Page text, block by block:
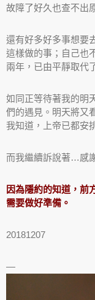
故障了好久也查不出
還有好多好多事想要
這樣做的事；自己也
兩年，已由平靜取代
如同正等待著我的明
們的遇見。明天將又
我知道，上帝已都安
而我繼續訴說著…感
因為隱約的知道，前
需要做好準備。
20181207
—